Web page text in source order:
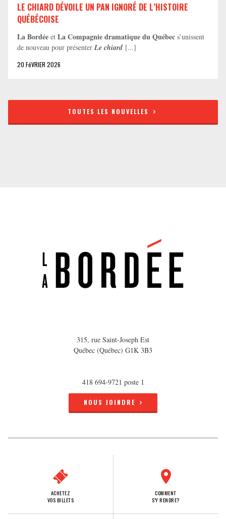
LE CHIARD DÉVOILE UN PAN IGNORÉ DE L’HISTOIRE
QUÉBÉCOISE
La Bordée et La Compagnie dramatique du Québec s’unissent
de nouveau pour présenter Le chiard [...]
20 FéVRIER 2026
TOUTES LES NOUVELLES
315, rue Saint-Joseph Est
Québec (Québec) G1K 3B3
418 694-9721 poste 1
NOUS JOINDRE
ACHETEZ
VOS BILLETS
COMMENT
S'Y RENDRE?